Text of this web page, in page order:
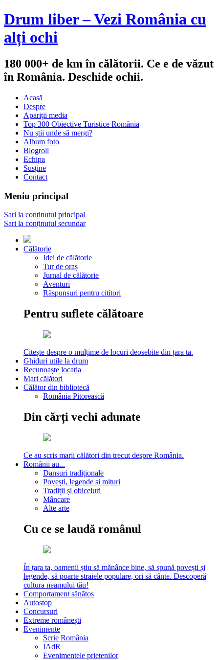
Drum liber – Vezi România cu
alți ochi
180 000+ de km în călătorii. Ce e de văzut
în România. Deschide ochii.
Acasă
Despre
Apariții media
Top 300 Obiective Turistice România
Nu știi unde să mergi?
Album foto
Blogroll
Echipa
Susține
Contact
Meniu principal
Sari la conținutul principal
Sari la conținutul secundar
Călătorie
Idei de călătorie
Tur de oraș
Jurnal de călătorie
Aventuri
Răspunsuri pentru cititori
Pentru suflete călătoare
Citește despre o mulțime de locuri deosebite din țara ta.
Ghiduri utile la drum
Recunoaște locația
Mari călători
Călător din bibliotecă
România Pitorească
Din cărți vechi adunate
Ce au scris marii călători din trecut despre România.
Românii au...
Dansuri tradiționale
Povești, legende și mituri
Tradiții și obiceiuri
Mâncare
Alte arte
Cu ce se laudă românul
În țara ta, oamenii știu să mănânce bine, să spună povești și
legende, să poarte straiele populare, ori să cânte. Descoperă
cultura neamului tău!
Comportament sănătos
Autostop
Concursuri
Extreme românești
Evenimente
Scrie România
IAdR
Evenimentele prietenilor